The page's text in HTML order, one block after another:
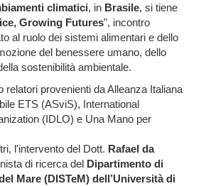
climatici, in Brasile, si tiene
Growing Futures", incontro
al ruolo dei sistemi alimentari e dello
del benessere umano, dello
sostenibilità ambientale.
relatori provenienti da Alleanza Italiana
ETS (ASviS), International
(IDLO) e Una Mano per
l'intervento del Dott. Rafael da
di ricerca del Dipartimento di
Mare (DISTeM) dell’Università di